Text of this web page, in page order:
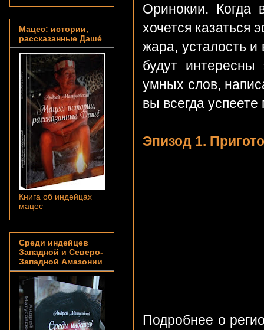
Оринокии. Когда
хочется
жара, усталость и
будут
умных слов,
вы всегда успеете
Эпизод 1.
Подробнее о
Мацес: истории,
рассказанные Дашé
Книга об индейцах
мацес
Среди индейцев
Западной и Северо-
Западной Амазонии